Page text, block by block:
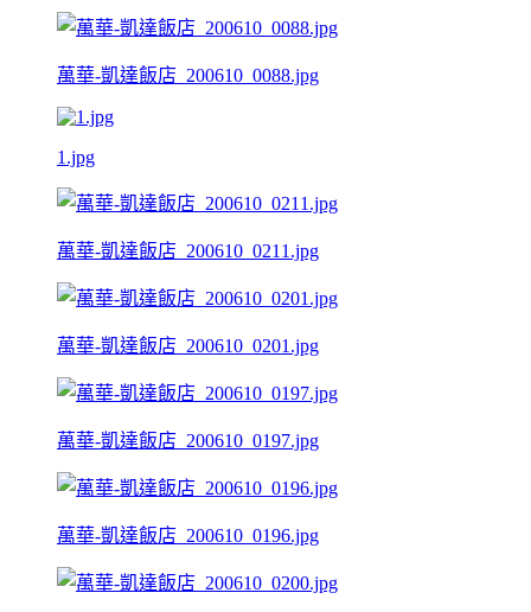
萬華-凱達飯店_200610_0088.jpg
1.jpg
萬華-凱達飯店_200610_0211.jpg
萬華-凱達飯店_200610_0201.jpg
萬華-凱達飯店_200610_0197.jpg
萬華-凱達飯店_200610_0196.jpg